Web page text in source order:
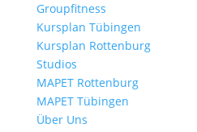
Groupfitness
Kursplan Tübingen
Kursplan Rottenburg
Studios
MAPET Rottenburg
MAPET Tübingen
Über Uns